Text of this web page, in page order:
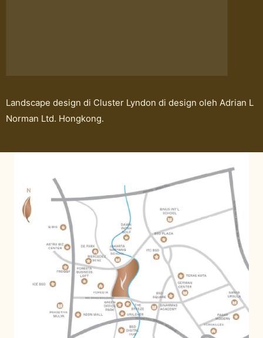
Landscape design di Cluster Lyndon di design oleh Adrian L
Norman Ltd. Hongkong.